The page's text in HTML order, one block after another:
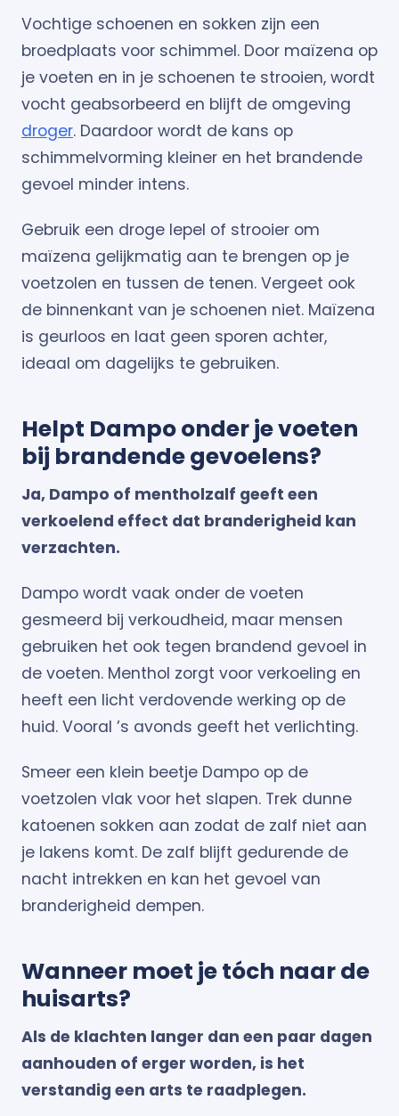
Vochtige schoenen en sokken zijn een
broedplaats voor schimmel. Door maïzena op
je voeten en in je schoenen te strooien, wordt
vocht geabsorbeerd en blijft de omgeving
droger. Daardoor wordt de kans op
schimmelvorming kleiner en het brandende
gevoel minder intens.
Gebruik een droge lepel of strooier om
maïzena gelijkmatig aan te brengen op je
voetzolen en tussen de tenen. Vergeet ook
de binnenkant van je schoenen niet. Maïzena
is geurloos en laat geen sporen achter,
ideaal om dagelijks te gebruiken.
Helpt Dampo onder je voeten
bij brandende gevoelens?
Ja, Dampo of mentholzalf geeft een
verkoelend effect dat branderigheid kan
verzachten.
Dampo wordt vaak onder de voeten
gesmeerd bij verkoudheid, maar mensen
gebruiken het ook tegen brandend gevoel in
de voeten. Menthol zorgt voor verkoeling en
heeft een licht verdovende werking op de
huid. Vooral ’s avonds geeft het verlichting.
Smeer een klein beetje Dampo op de
voetzolen vlak voor het slapen. Trek dunne
katoenen sokken aan zodat de zalf niet aan
je lakens komt. De zalf blijft gedurende de
nacht intrekken en kan het gevoel van
branderigheid dempen.
Wanneer moet je tóch naar de
huisarts?
Als de klachten langer dan een paar dagen
aanhouden of erger worden, is het
verstandig een arts te raadplegen.